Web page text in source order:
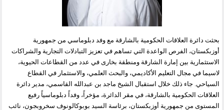
بحثت دائرة العلاقات الحكومية بالشارقة مع وفد دبلوماسي من جمهورية
أوزبكستان، الفرص الواعدة التي تساهم في تعزيز التبادلات التجارية والشراكات
الاستثمارية بين إمارة الشارقة ومنطقة بخارى في عدد من القطاعات الحيوية،
لاسيما في مجال التعليم الأكاديمي، والبحث العلمي، والاستثمار في القطاع
السياحي. جاء ذلك خلال استقبال الشيخ ماجد بن عبدالله القاسمي، مدير دائرة
العلاقات الحكومية بالشارقة، في مقر الدائرة، مؤخراً، وفداً دبلوماسياً رفيع
المستوى من جمهورية أوزبكستان، برئاسة السيد بوبوكالونوف سخروبجون، نائب